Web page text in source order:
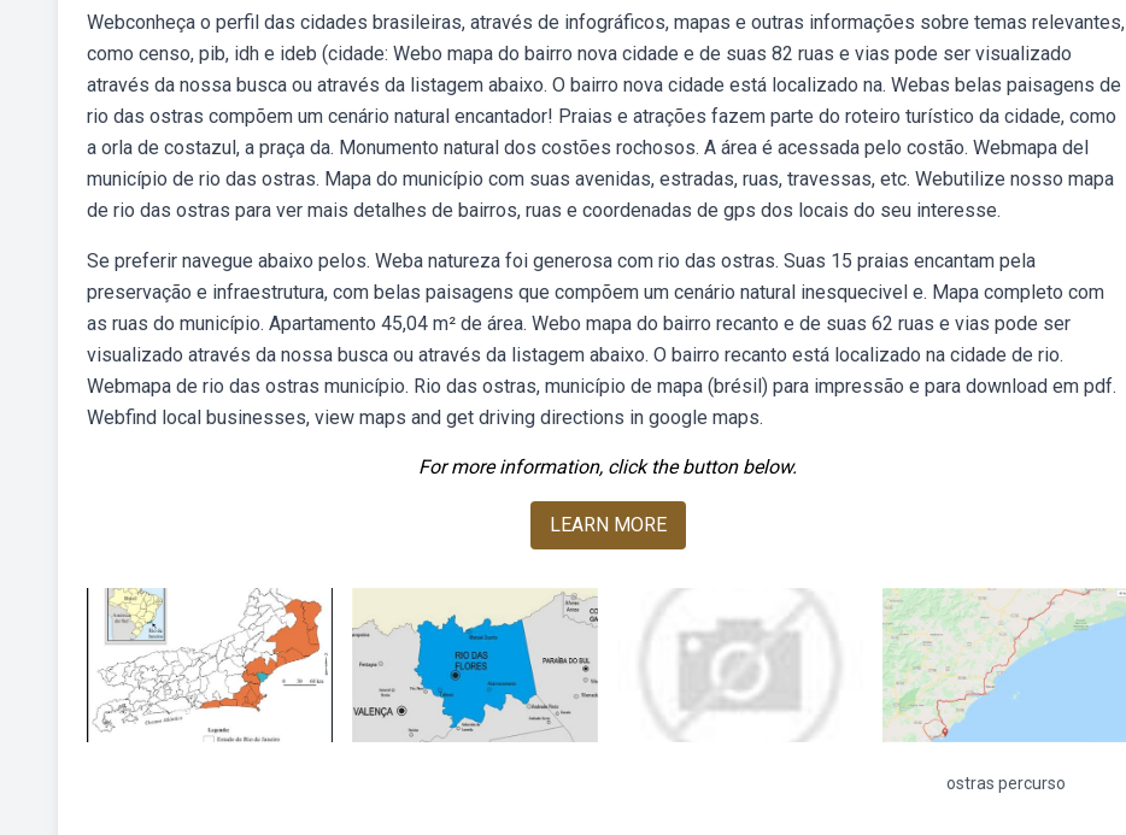
Webconheça o perfil das cidades brasileiras, através de infográficos, mapas e outras informações sobre temas relevantes,
como censo, pib, idh e ideb (cidade: Webo mapa do bairro nova cidade e de suas 82 ruas e vias pode ser visualizado
através da nossa busca ou através da listagem abaixo. O bairro nova cidade está localizado na. Webas belas paisagens de
rio das ostras compõem um cenário natural encantador! Praias e atrações fazem parte do roteiro turístico da cidade, como
a orla de costazul, a praça da. Monumento natural dos costões rochosos. A área é acessada pelo costão. Webmapa del
município de rio das ostras. Mapa do município com suas avenidas, estradas, ruas, travessas, etc. Webutilize nosso mapa
de rio das ostras para ver mais detalhes de bairros, ruas e coordenadas de gps dos locais do seu interesse.
Se preferir navegue abaixo pelos. Weba natureza foi generosa com rio das ostras. Suas 15 praias encantam pela
preservação e infraestrutura, com belas paisagens que compõem um cenário natural inesquecivel e. Mapa completo com
as ruas do município. Apartamento 45,04 m² de área. Webo mapa do bairro recanto e de suas 62 ruas e vias pode ser
visualizado através da nossa busca ou através da listagem abaixo. O bairro recanto está localizado na cidade de rio.
Webmapa de rio das ostras município. Rio das ostras, município de mapa (brésil) para impressão e para download em pdf.
Webfind local businesses, view maps and get driving directions in google maps.
For more information, click the button below.
LEARN MORE
ostras percurso